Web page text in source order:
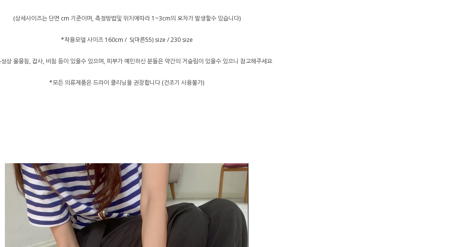
(상세사이즈는 단면 cm 기준이며, 측정방법및 위치에따라 1~3cm의 오차가 발생할수 있습니다)
*착용모델 사이즈 160cm / S(마른55) size / 230 size
상 올뭉침, 잡사, 비침 등이 있을수 있으며, 피부가 예민하신 분들은 약간의 거슬림이 있을수 있으니 참고해주세요
*모든 의류제품은 드라이 클리닝을 권장합니다 (건조기 사용불가)